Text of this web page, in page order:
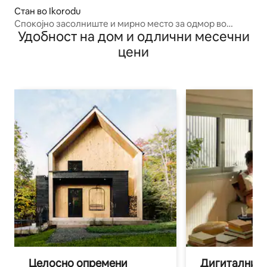
Стан во Ikorodu
​Спокојно засолниште и мирно место за одмор во
Икороду
Удобност на дом и одлични месечни
цени
Целосно опремени Дигитални